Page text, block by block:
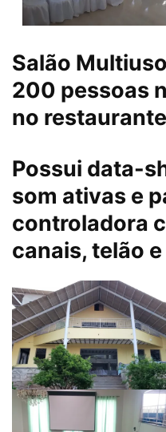
Salão
200 pessoas
no
Possui data-
som ativas e
controladora
canais, telão